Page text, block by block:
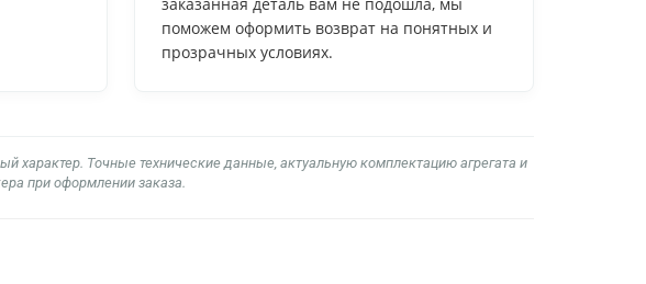
поможем оформить возврат на понятных и
прозрачных условиях.
характер. Точные технические данные, актуальную комплектацию агрегата и
при оформлении заказа.